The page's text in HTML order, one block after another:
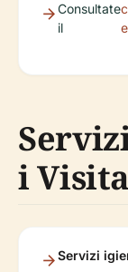
Consultate
il
i
Servizi